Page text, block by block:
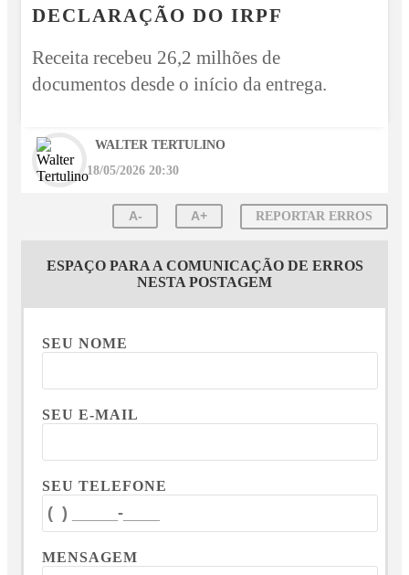
DECLARAÇÃO DO IRPF
Receita recebeu 26,2 milhões de
documentos desde o início da entrega.
WALTER TERTULINO
18/05/2026 20:30
A- A+ REPORTAR ERROS
ESPAÇO PARA A COMUNICAÇÃO DE ERROS
NESTA POSTAGEM
SEU NOME
SEU E-MAIL
SEU TELEFONE
MENSAGEM